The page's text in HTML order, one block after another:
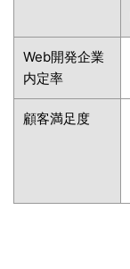
Web開発企業
内定率
顧客満足度